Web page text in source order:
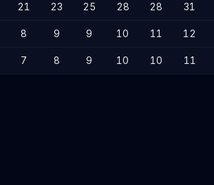
21 23 25 28 28 31
8 9 9 10 11 12
7 8 9 10 10 11